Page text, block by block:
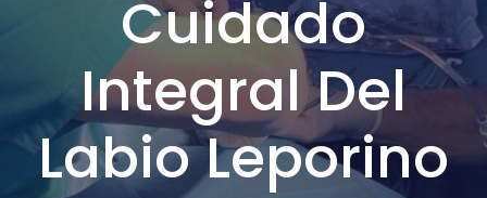
Cuidado
Integral Del
Labio Leporino